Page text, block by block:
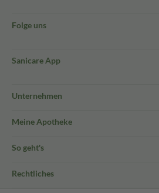
Folge uns
Sanicare App
Unternehmen
Meine Apotheke
So geht's
Rechtliches